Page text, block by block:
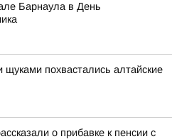
Барнаула в День
похвастались алтайские
о прибавке к пенсии с